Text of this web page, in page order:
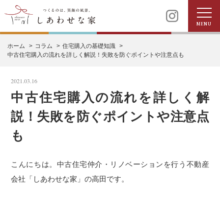
MENU
ホーム コラム
住宅購入の基礎知識
中古住宅購入の流れを詳しく解説！失敗を防ぐポイントや注意点も
2021.03.16
中古住宅購入の流れを詳しく解
説！失敗を防ぐポイントや注意点
も
こんにちは。中古住宅仲介・リノベーションを行う不動産
会社「しあわせな家」の高田です。